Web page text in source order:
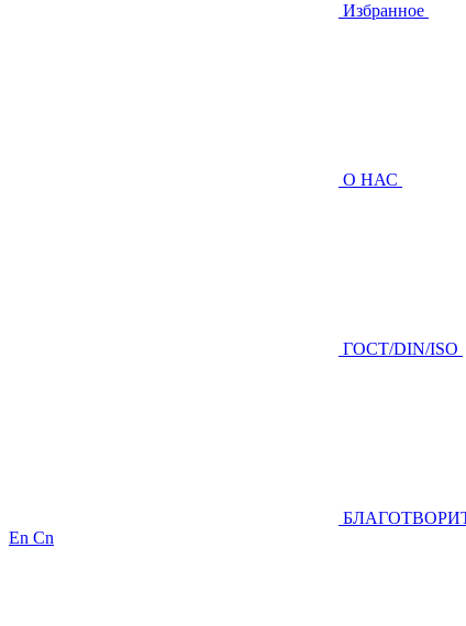
Избранное
О НАС
ГOCТ/DIN/ISO
En Cn